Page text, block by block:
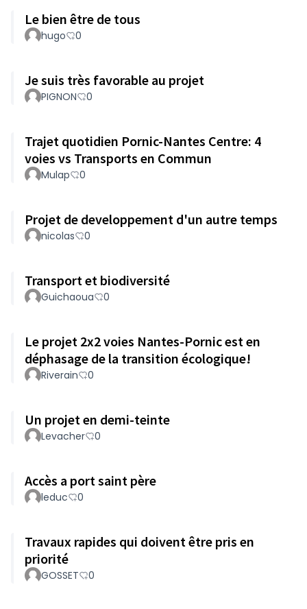
Le bien être de tous
hugo 0
Je suis très favorable au projet
PIGNON 0
Trajet quotidien Pornic-Nantes Centre: 4
voies vs Transports en Commun
Mulap 0
Projet de developpement d'un autre temps
nicolas 0
Transport et biodiversité
Guichaoua 0
Le projet 2x2 voies Nantes-Pornic est en
déphasage de la transition écologique!
Riverain 0
Un projet en demi-teinte
Levacher 0
Accès a port saint père
leduc 0
Travaux rapides qui doivent être pris en
priorité
GOSSET 0